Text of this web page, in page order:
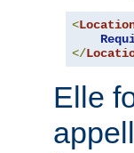
<
</
Elle